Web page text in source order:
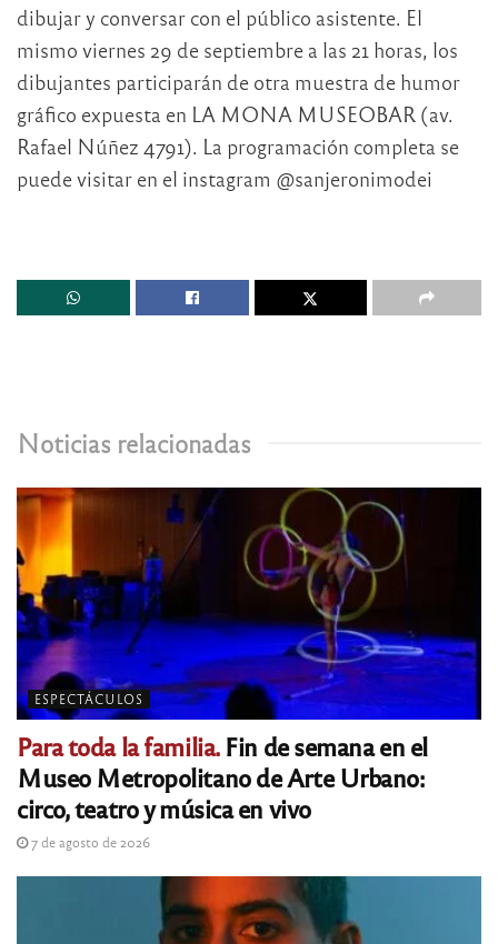
dibujar y conversar con el público asistente. El
mismo viernes 29 de septiembre a las 21 horas, los
dibujantes participarán de otra muestra de humor
gráfico expuesta en LA MONA MUSEOBAR (av.
Rafael Núñez 4791). La programación completa se
puede visitar en el instagram @sanjeronimodei
Noticias relacionadas
ESPECTÁCULOS
Para toda la familia.Fin de semana en el
Museo Metropolitano de Arte Urbano:
circo, teatro y música en vivo
7 de agosto de 2026